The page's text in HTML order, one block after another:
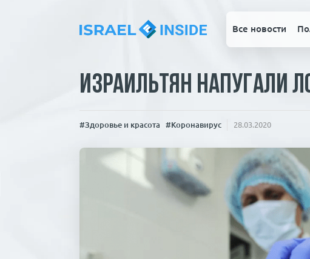
Все новости
Израильтян напугали
#Здоровье и красота #Коронавирус 28.03.2020